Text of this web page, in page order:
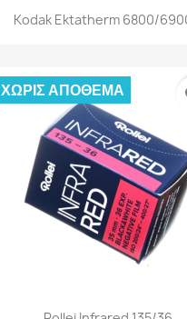
Kodak Ektatherm 6800/
ΧΩΡΊΣ ΑΠΌΘΕΜΑ